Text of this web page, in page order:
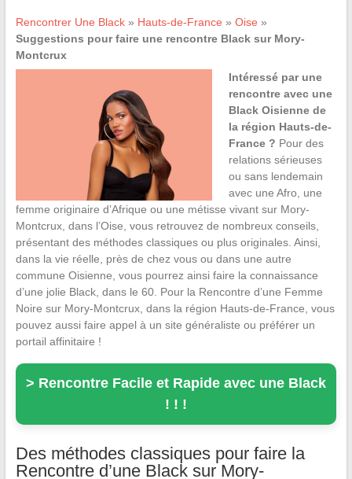
Rencontrer Une Black» Hauts-de-France » Oise »
Suggestions pour faire une rencontre Black sur Mory-
Montcrux
Intéressé par une
rencontre avec une
Black Oisienne de
la région Hauts-de-
France ? Pour des
relations sérieuses
ou sans lendemain
avec une Afro, une
femme originaire d’Afrique ou une métisse vivant sur Mory-
Montcrux, dans l’Oise, vous retrouvez de nombreux conseils,
présentant des méthodes classiques ou plus originales. Ainsi,
dans la vie réelle, près de chez vous ou dans une autre
commune Oisienne, vous pourrez ainsi faire la connaissance
d’une jolie Black, dans le 60. Pour la Rencontre d’une Femme
Noire sur Mory-Montcrux, dans la région Hauts-de-France, vous
pouvez aussi faire appel à un site généraliste ou préférer un
portail affinitaire !
> Rencontre Facile et Rapide avec une Black
! ! !
Des méthodes classiques pour faire la
Rencontre d’une Black sur Mory-